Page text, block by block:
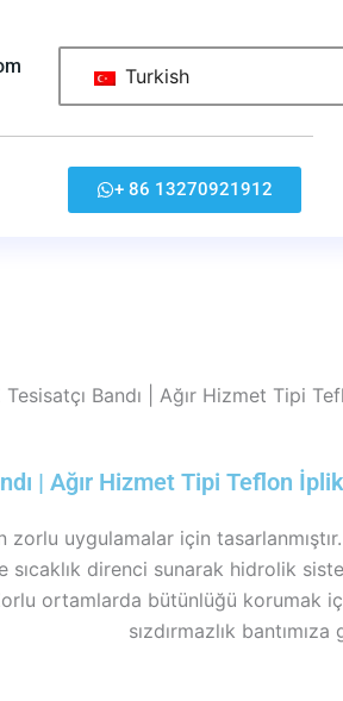
Turkish
+ 86 13270921912
Bandı | Ağır Hizmet Tipi
| Ağır Hizmet Tipi Teflon
zorlu uygulamalar için
direnci sunarak hidrolik
ortamlarda bütünlüğü korumak
sızdırmazlık bantımıza